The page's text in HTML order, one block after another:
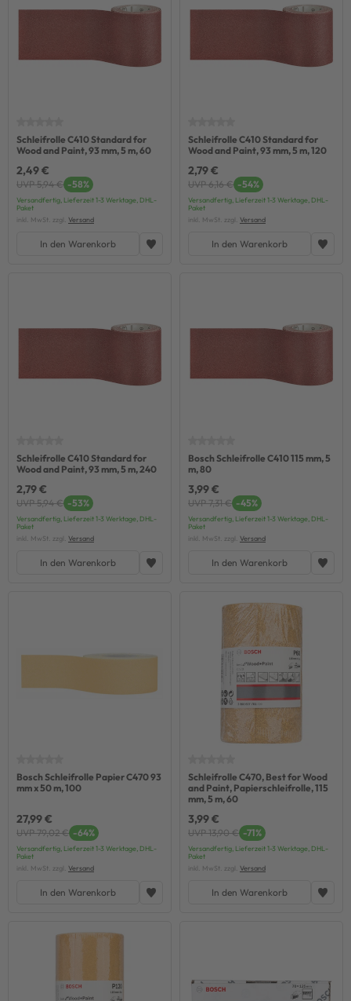
Schleifrolle C410 Standard for
Wood and Paint, 93 mm, 5 m, 60
2,49 €
UVP 5,94 € -58%
Versandfertig, Lieferzeit 1-3 Werktage, DHL-
Paket
inkl. MwSt. zzgl. Versand
In den Warenkorb
Schleifrolle C410 Standard for
Wood and Paint, 93 mm, 5 m, 120
2,79 €
UVP 6,16 € -54%
Versandfertig, Lieferzeit 1-3 Werktage, DHL-
Paket
inkl. MwSt. zzgl. Versand
In den Warenkorb
Schleifrolle C410 Standard for
Wood and Paint, 93 mm, 5 m, 240
2,79 €
UVP 5,94 € -53%
Versandfertig, Lieferzeit 1-3 Werktage, DHL-
Paket
inkl. MwSt. zzgl. Versand
In den Warenkorb
Bosch Schleifrolle C410 115 mm, 5
m, 80
3,99 €
UVP 7,31 € -45%
Versandfertig, Lieferzeit 1-3 Werktage, DHL-
Paket
inkl. MwSt. zzgl. Versand
In den Warenkorb
Bosch Schleifrolle Papier C470 93
mm x 50 m, 100
27,99 €
UVP 79,02 € -64%
Versandfertig, Lieferzeit 1-3 Werktage, DHL-
Paket
inkl. MwSt. zzgl. Versand
In den Warenkorb
Schleifrolle C470, Best for Wood
and Paint, Papierschleifrolle, 115
mm, 5 m, 60
3,99 €
UVP 13,90 € -71%
Versandfertig, Lieferzeit 1-3 Werktage, DHL-
Paket
inkl. MwSt. zzgl. Versand
In den Warenkorb